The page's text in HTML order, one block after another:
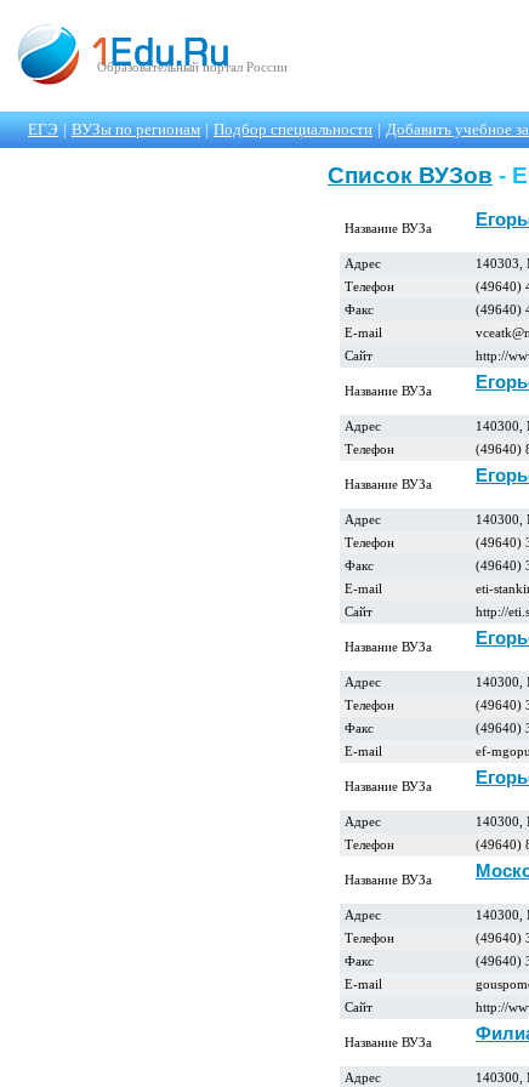
Образовательный портал России
ЕГЭ | ВУЗы по регионам | Подбор специальности | Добавить учебное
Список ВУЗов -
Название ВУЗа
Адрес
140303,
Телефон
(49640)
Факс
(49640)
E-mail
Сайт
http://
Название ВУЗа
Адрес
140300,
Телефон
(49640)
Название ВУЗа
Адрес
140300,
Телефон
(49640)
Факс
(49640)
E-mail
eti-
Сайт
http://
Название ВУЗа
Адрес
140300,
Телефон
(49640)
Факс
(49640)
E-mail
ef-
Название ВУЗа
Адрес
140300,
Телефон
(49640)
Название ВУЗа
Адрес
140300,
Телефон
(49640)
Факс
(49640)
E-mail
Сайт
http://
Название ВУЗа
Адрес 140300,